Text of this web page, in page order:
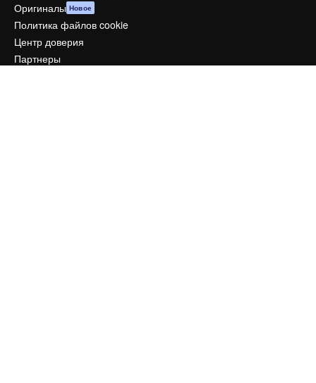
Оригиналы Новое
Политика файлов cookie
Центр доверия
Партнеры